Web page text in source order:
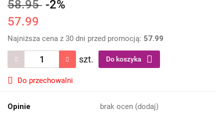
58.95 -2%
57.99
Najniższa cena z 30 dni przed promocją: 57.99
szt. Do koszyka
Do przechowalni
Opinie brak ocen (dodaj)